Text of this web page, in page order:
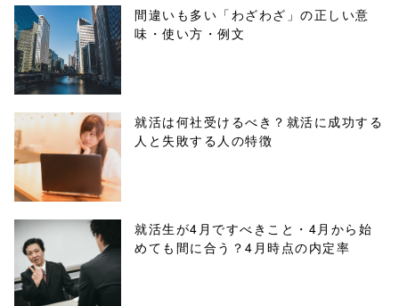
ml/wp-
content/themes
/tapbiz_theme/
parts/sns-
buttons.php on
line10
/1039127"
onclick="windo
w.open(this.hre
間違いも多い「わざわざ」の正しい意
味・使い方・例文
就活は何社受けるべき？就活に成功する
人と失敗する人の特徴
就活生が4月ですべきこと・4月から始
めても間に合う？4月時点の内定率